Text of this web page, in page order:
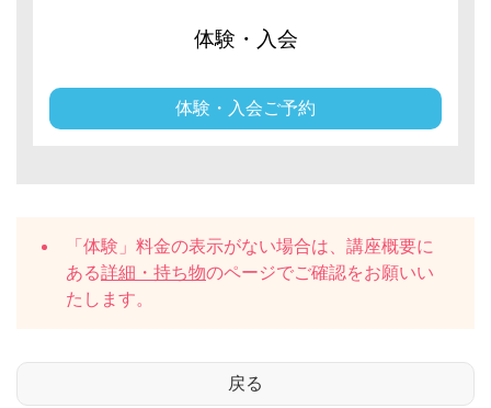
体験・入会
体験・入会ご予約
「体験」料金の表示がない場合は、講座概要に
ある詳細・持ち物のページでご確認をお願いい
たします。